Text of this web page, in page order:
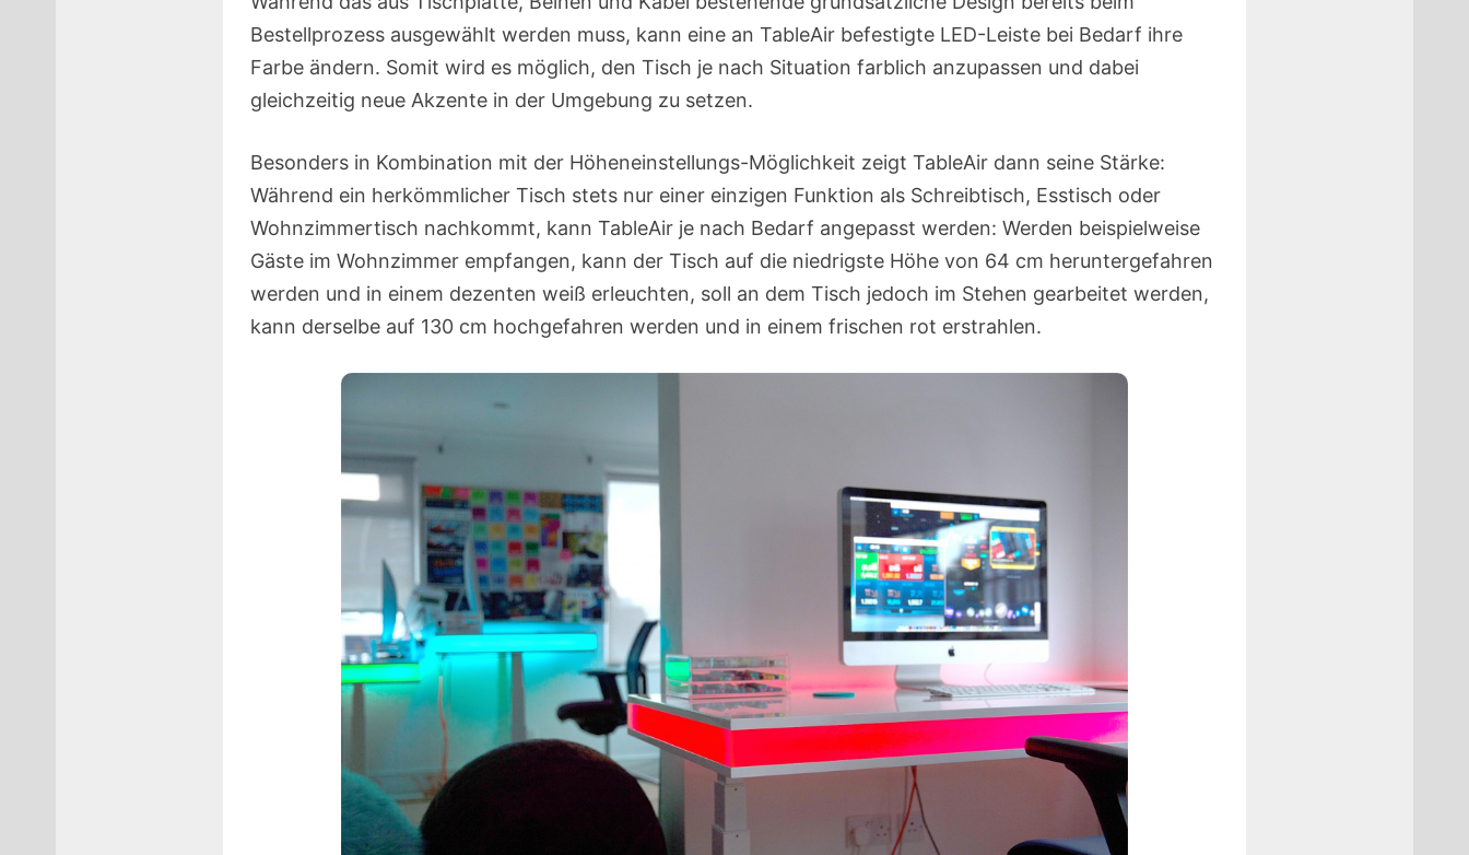
Bestellprozess ausgewählt werden muss, kann eine an TableAir befestigte LED-Leiste bei Bedarf ihre
Farbe ändern. Somit wird es möglich, den Tisch je nach Situation farblich anzupassen und dabei
gleichzeitig neue Akzente in der Umgebung zu setzen.
Besonders in Kombination mit der Höheneinstellungs-Möglichkeit zeigt TableAir dann seine Stärke:
Während ein herkömmlicher Tisch stets nur einer einzigen Funktion als Schreibtisch, Esstisch oder
Wohnzimmertisch nachkommt, kann TableAir je nach Bedarf angepasst werden: Werden beispielweise
Gäste im Wohnzimmer empfangen, kann der Tisch auf die niedrigste Höhe von 64 cm heruntergefahren
werden und in einem dezenten weiß erleuchten, soll an dem Tisch jedoch im Stehen gearbeitet werden,
kann derselbe auf 130 cm hochgefahren werden und in einem frischen rot erstrahlen.